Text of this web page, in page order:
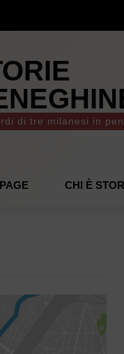
di tre milanesi in
CHI È